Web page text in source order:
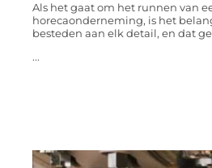
Als het gaat om het runnen van
horecaonderneming, is het
besteden aan elk detail, en dat
...